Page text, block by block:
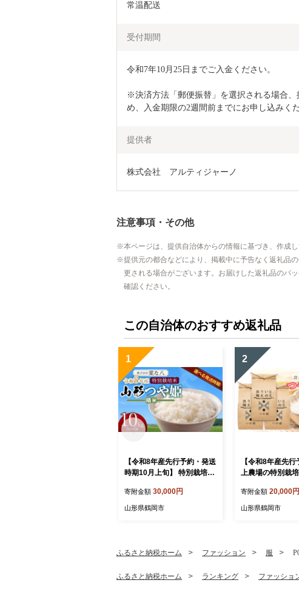
常温配送
受付期間
令和7年10月25日までご入金ください。
※決済方法「郵便振替」を選択される場合
め、入金期限の2週間前までにお申し込みくだ
提供者
株式会社　アルティジャーノ
注意事項・その他
本ページは、提供自治体からの情報に基づき、作成し
提供元の都合などにより、掲載中に予告なく返礼品
更される場合がございます。お届けした返礼品のパ
確認ください。
この自治体のおすすめ返礼品
1
【令和8年産先行予約・発送
時期10月上旬】 特別栽培米
2) 山形県鶴岡市産 株式
会社菜な八（鶴岡ファーマ
寄附金額 30,000円
山形県鶴岡市
2
【令和8年産先
上農場の特別栽
-856 山形県鶴岡
寄附金額 20,000円
山形県鶴岡市
ふるさと納税ホーム ファッション 服
ふるさと納税ホーム ランキング ファッショ